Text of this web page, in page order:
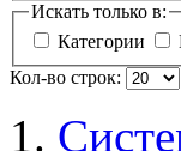
Искать только в:
Категории
Кол-во строк:
1.